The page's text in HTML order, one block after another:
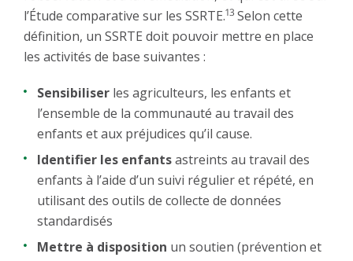
l’Étude comparative sur les SSRTE.13 Selon cette
définition, un SSRTE doit pouvoir mettre en place
les activités de base suivantes :
Sensibiliser les agriculteurs, les enfants et
l’ensemble de la communauté au travail des
enfants et aux préjudices qu’il cause.
Identifier les enfantsastreints au travail des
enfants à l’aide d’un suivi régulier et répété, en
utilisant des outils de collecte de données
standardisés
Mettre à disposition un soutien (prévention et